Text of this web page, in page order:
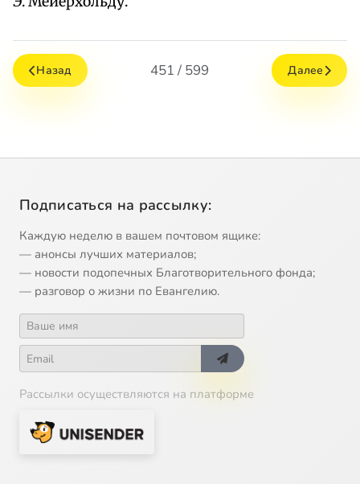
Назад 451 / 599 Далее
Подписаться на рассылку:
Каждую неделю в вашем почтовом ящике:
— анонсы лучших материалов;
— новости подопечных Благотворительного фонда;
— разговор о жизни по Евангелию.
Рассылки осуществляются на платформе